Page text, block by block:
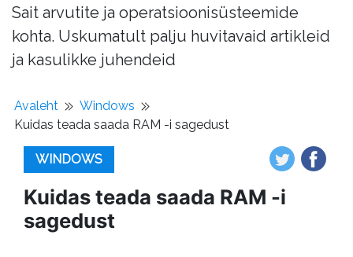
Sait arvutite ja operatsioonisüsteemide
kohta. Uskumatult palju huvitavaid artikleid
ja kasulikke juhendeid
Avaleht
Windows
Kuidas teada saada RAM -i sagedust
WINDOWS
Kuidas teada saada RAM -i
sagedust